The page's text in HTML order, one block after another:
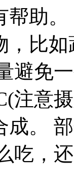
帮助
，比
避免
注意
成。
吃，